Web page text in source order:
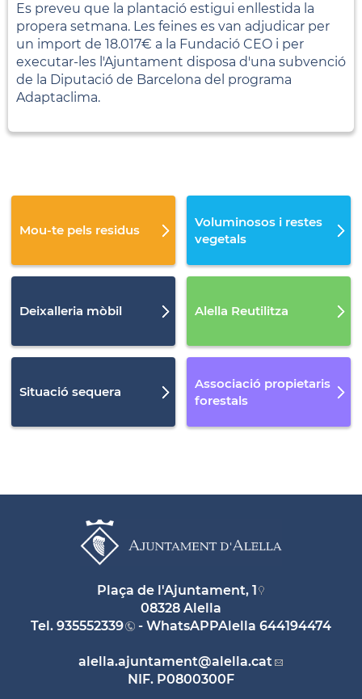
Es preveu que la plantació estigui enllestida la
propera setmana. Les feines es van adjudicar per
un import de 18.017€ a la Fundació CEO i per
executar-les l'Ajuntament disposa d'una subvenció
de la Diputació de Barcelona del programa
Adaptaclima.
Mou-te pels residus
Voluminosos i restes
vegetals
Deixalleria mòbil Alella Reutilitza
Situació sequera
Associació propietaris
forestals
Plaça de l'Ajuntament, 1
08328 Alella
Tel. 935552339 - WhatsAPPAlella 644194474
alella.ajuntament@alella.cat
NIF. P0800300F